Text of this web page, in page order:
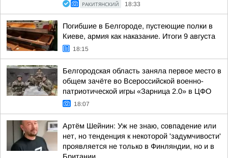
РАКИТЯНСКИЙ 18:33
Погибшие в Белгороде, пустеющие полки в
Киеве, армия как наказание. Итоги 9 августа
18:15
Белгородская область заняла первое место в
общем зачёте во Всероссийской военно-
патриотической игры «Зарница 2.0» в ЦФО
18:07
Артём Шейнин: Уж не знаю, совпадение или
нет, но тенденция к некоторой 'задумчивости'
проявляется не только в Финляндии, но и в